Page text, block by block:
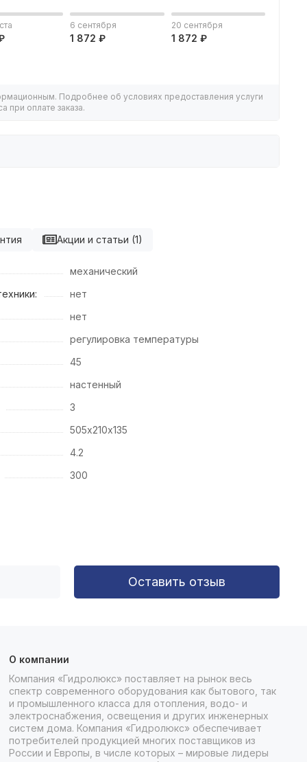
6 сентября
1 872 ₽
20 сентября
1 872 ₽
Подробнее об условиях предоставления услуги
при оплате заказа.
Акции и статьи (1)
механический
нет
нет
регулировка температуры
45
настенный
3
505х210х135
4.2
300
Оставить отзыв
О компании
Компания «Гидролюкс» поставляет на рынок весь
спектр современного оборудования как бытового, так
и промышленного класса для отопления, водо- и
электроснабжения, освещения и других инженерных
систем дома. Компания «Гидролюкс» обеспечивает
потребителей продукцией многих поставщиков из
России и Европы, в числе которых – мировые лидеры